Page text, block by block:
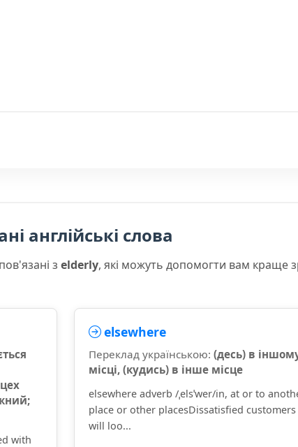
англійські слова
з elderly, які можуть допомогти вам краще
with
elsewhere
Переклад українською: (десь) в
місці, (кудись) в інше місце
elsewhere adverb /ˌelsˈwer/in, at or to
place or other placesDissatisfied customers
will loo...